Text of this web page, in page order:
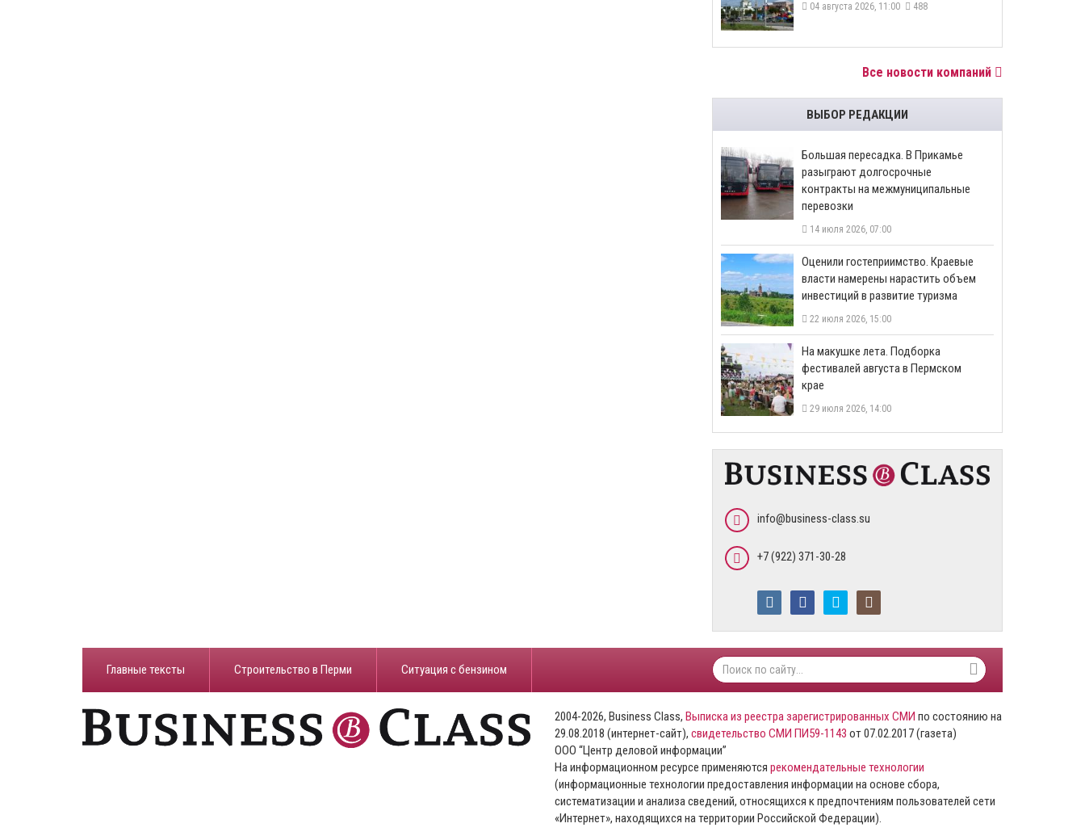
04 августа 2026, 11:00 488
Все новости компаний
ВЫБОР РЕДАКЦИИ
Большая пересадка. В Прикамье
разыграют долгосрочные
контракты на межмуниципальные
перевозки
14 июля 2026, 07:00
Оценили гостеприимство. Краевые
власти намерены нарастить объем
инвестиций в развитие туризма
22 июля 2026, 15:00
На макушке лета. Подборка
фестивалей августа в Пермском
крае
29 июля 2026, 14:00
info@business-class.su
+7 (922) 371-30-28
Главные тексты Строительство в Перми ​Ситуация с бензином
2004-2026, Business Class, Выписка из реестра зарегистрированных СМИ по состоянию на
29.08.2018 (интернет-сайт), свидетельство СМИ ПИ59-1143 от 07.02.2017 (газета)
ООО “Центр деловой информации”
На информационном ресурсе применяются рекомендательные технологии
(информационные технологии предоставления информации на основе сбора,
систематизации и анализа сведений, относящихся к предпочтениям пользователей сети
«Интернет», находящихся на территории Российской Федерации).